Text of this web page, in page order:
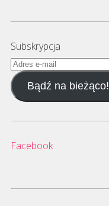
Subskrypcja
Adres
e-
mailBądź na bieżąco!
Facebook